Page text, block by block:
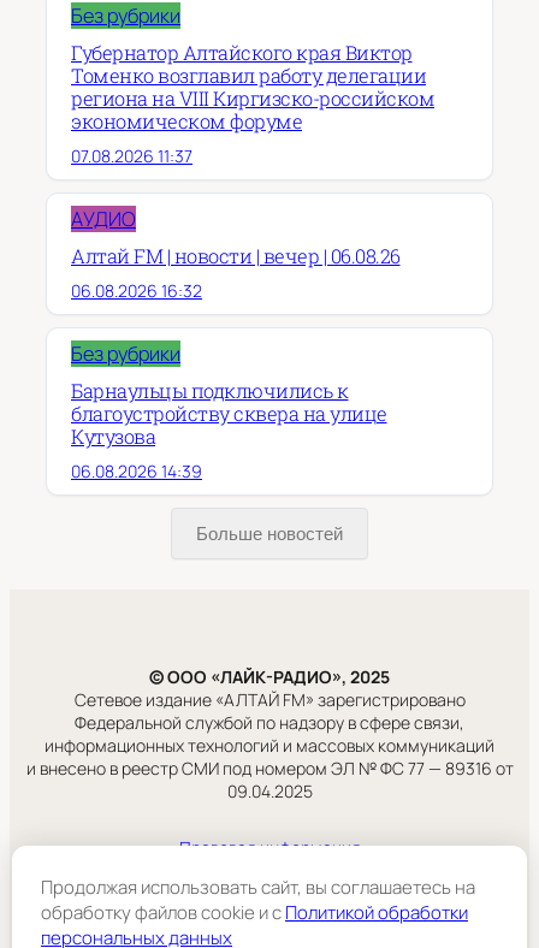
Без рубрики
Губернатор Алтайского края Виктор
Томенко возглавил работу делегации
региона на VIII Киргизско-российском
экономическом форуме
07.08.2026 11:37
АУДИО
Алтай FM | новости | вечер | 06.08.26
06.08.2026 16:32
Без рубрики
Барнаульцы подключились к
благоустройству сквера на улице
Кутузова
06.08.2026 14:39
Больше новостей
© ООО «ЛАЙК-РАДИО», 2025
Сетевое издание «АЛТАЙ FM» зарегистрировано
Федеральной службой по надзору в сфере связи,
информационных технологий и массовых коммуникаций
и внесено в реестр СМИ под номером ЭЛ № ФС 77 — 89316 от
09.04.2025
Правовая информация
ООО «ЛАЙК-РАДИО».
Продолжая использовать сайт, вы соглашаетесь на
обработку файлов cookie и cПолитикой обработки
персональных данных